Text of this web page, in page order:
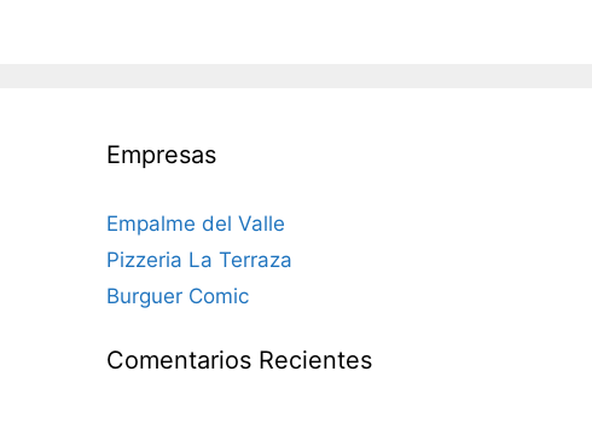
Empresas
Empalme del Valle
Pizzeria La Terraza
Burguer Comic
Comentarios Recientes